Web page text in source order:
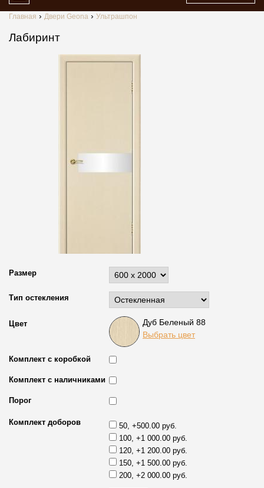
Главная Двери Geona Ультрашпон
Лабиринт
Размер
Тип остекления
Дуб Беленый 88
Выбрать цвет
Цвет
Комплект с коробкой
Комплект с наличниками
Порог
Комплект доборов
50, +500.00 руб.
100, +1 000.00 руб.
120, +1 200.00 руб.
150, +1 500.00 руб.
200, +2 000.00 руб.